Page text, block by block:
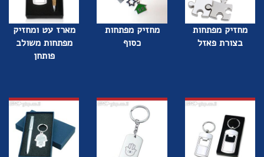
מחזיק מפתחות
בצורת פאזל
מחזיק מפתחות
כסוף
מארז עט ומחזיק
מפתחות משולב
פותחן